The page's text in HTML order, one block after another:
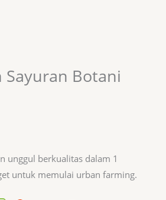
Sayuran Botani
unggul berkualitas dalam 1
untuk memulai urban farming.